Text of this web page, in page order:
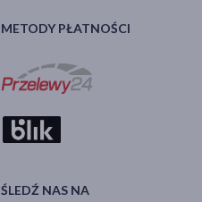
METODY PŁATNOŚCI
ŚLEDŹ NAS NA